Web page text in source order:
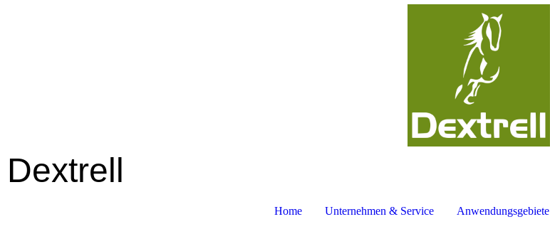
Dextrell
Home Unternehmen & Service Anwendungsgebiete